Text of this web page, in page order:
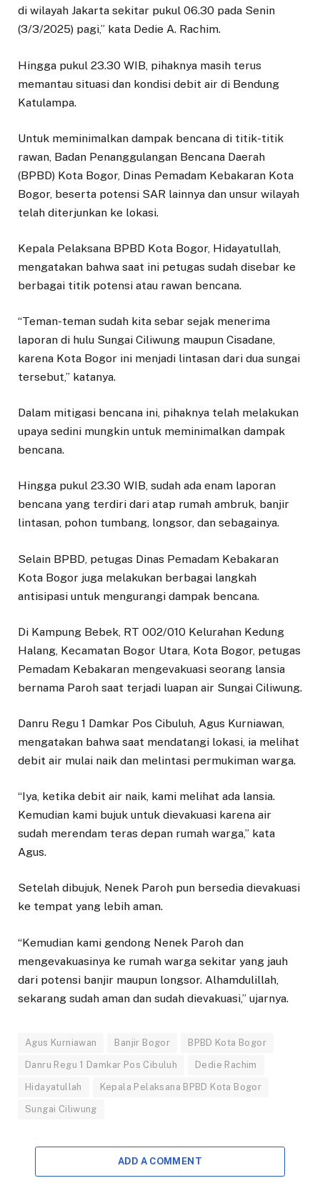
di wilayah Jakarta sekitar pukul 06.30 pada Senin
(3/3/2025) pagi,” kata Dedie A. Rachim.
Hingga pukul 23.30 WIB, pihaknya masih terus
memantau situasi dan kondisi debit air di Bendung
Katulampa.
Untuk meminimalkan dampak bencana di titik-titik
rawan, Badan Penanggulangan Bencana Daerah
(BPBD) Kota Bogor, Dinas Pemadam Kebakaran Kota
Bogor, beserta potensi SAR lainnya dan unsur wilayah
telah diterjunkan ke lokasi.
Kepala Pelaksana BPBD Kota Bogor, Hidayatullah,
mengatakan bahwa saat ini petugas sudah disebar ke
berbagai titik potensi atau rawan bencana.
“Teman-teman sudah kita sebar sejak menerima
laporan di hulu Sungai Ciliwung maupun Cisadane,
karena Kota Bogor ini menjadi lintasan dari dua sungai
tersebut,” katanya.
Dalam mitigasi bencana ini, pihaknya telah melakukan
upaya sedini mungkin untuk meminimalkan dampak
bencana.
Hingga pukul 23.30 WIB, sudah ada enam laporan
bencana yang terdiri dari atap rumah ambruk, banjir
lintasan, pohon tumbang, longsor, dan sebagainya.
Selain BPBD, petugas Dinas Pemadam Kebakaran
Kota Bogor juga melakukan berbagai langkah
antisipasi untuk mengurangi dampak bencana.
Di Kampung Bebek, RT 002/010 Kelurahan Kedung
Halang, Kecamatan Bogor Utara, Kota Bogor, petugas
Pemadam Kebakaran mengevakuasi seorang lansia
bernama Paroh saat terjadi luapan air Sungai Ciliwung.
Danru Regu 1 Damkar Pos Cibuluh, Agus Kurniawan,
mengatakan bahwa saat mendatangi lokasi, ia melihat
debit air mulai naik dan melintasi permukiman warga.
“Iya, ketika debit air naik, kami melihat ada lansia.
Kemudian kami bujuk untuk dievakuasi karena air
sudah merendam teras depan rumah warga,” kata
Agus.
Setelah dibujuk, Nenek Paroh pun bersedia dievakuasi
ke tempat yang lebih aman.
“Kemudian kami gendong Nenek Paroh dan
mengevakuasinya ke rumah warga sekitar yang jauh
dari potensi banjir maupun longsor. Alhamdulillah,
sekarang sudah aman dan sudah dievakuasi,” ujarnya.
Agus Kurniawan Banjir Bogor BPBD Kota Bogor
Danru Regu 1 Damkar Pos Cibuluh Dedie Rachim
Hidayatullah Kepala Pelaksana BPBD Kota Bogor
Sungai Ciliwung
ADD A COMMENT